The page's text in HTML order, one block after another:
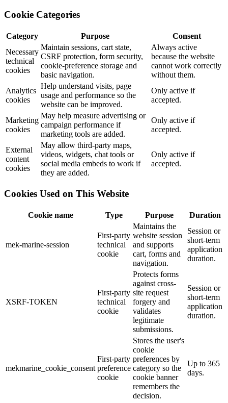
Cookie Categories
Category Purpose
Consent
Necessary
technical
cookies
Maintain sessions, cart state,
CSRF protection, form security,
cookie-preference storage and
basic navigation.
Always active
because the website
cannot work correctly
without them.
Analytics
cookies
Help understand visits, page
usage and performance so the
website can be improved.
Only active if
accepted.
Marketing
cookies
May help measure advertising or
campaign performance if
marketing tools are added.
Only active if
accepted.
External
content
cookies
May allow third-party maps,
videos, widgets, chat tools or
social media embeds to work if
they are added.
Only active if
accepted.
Cookies Used on This Website
Cookie name Type Purpose Duration
mek-marine-session
First-party
technical
cookie
Maintains the
website session
and supports
cart, forms and
navigation.
Session or
short-term
application
duration.
XSRF-TOKEN
First-party
technical
cookie
Protects forms
against cross-
site request
forgery and
validates
legitimate
submissions.
Session or
short-term
application
duration.
mekmarine_cookie_consent
First-party
preference
cookie
Stores the user's
cookie
preferences by
category so the
cookie banner
remembers the
decision.
Up to 365
days.